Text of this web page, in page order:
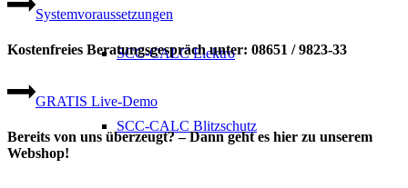
SCC-CALC Elektro
SCC-CALC Blitzschutz
Systemvoraussetzungen
Kostenfreies Beratungsgespräch unter: 08651 / 9823-33
GRATIS Live-Demo
Bereits von uns überzeugt? – Dann geht es hier zu unserem
Webshop!